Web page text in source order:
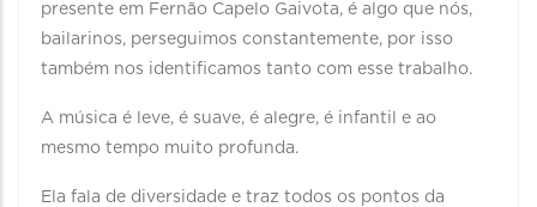
presente em Fernão Capelo Gaivota, é algo que nós,
bailarinos, perseguimos constantemente, por isso
também nos identificamos tanto com esse trabalho.
A música é leve, é suave, é alegre, é infantil e ao
mesmo tempo muito profunda.
Ela fala de diversidade e traz todos os pontos da